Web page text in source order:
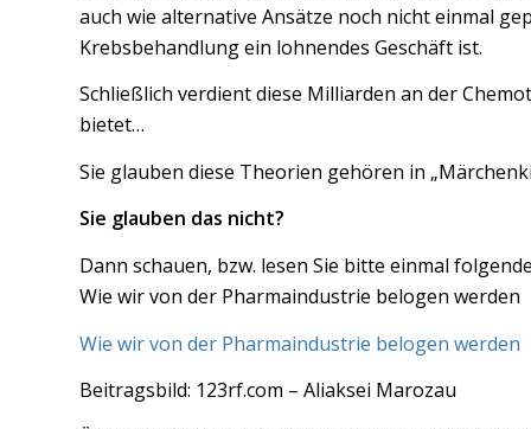
auch wie alternative Ansätze noch nicht einmal
Krebsbehandlung ein lohnendes Geschäft ist.
Schließlich verdient diese Milliarden an der
bietet…
Sie glauben diese Theorien gehören in
Sie glauben das nicht?
Dann schauen, bzw. lesen Sie bitte einmal
Wie wir von der Pharmaindustrie belogen werden
Wie wir von der Pharmaindustrie belogen werden
Beitragsbild: 123rf.com – Aliaksei Marozau